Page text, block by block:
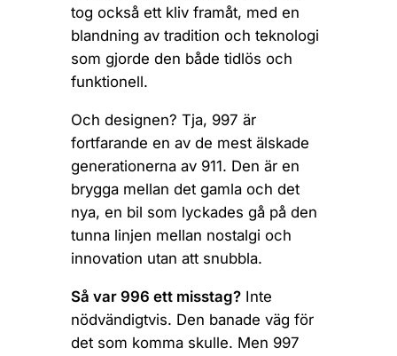
tog också ett kliv framåt, med en
blandning av tradition och teknologi
som gjorde den både tidlös och
funktionell.
Och designen? Tja, 997 är
fortfarande en av de mest älskade
generationerna av 911. Den är en
brygga mellan det gamla och det
nya, en bil som lyckades gå på den
tunna linjen mellan nostalgi och
innovation utan att snubbla.
Så var 996 ett misstag?Inte
nödvändigtvis. Den banade väg för
det som komma skulle. Men 997